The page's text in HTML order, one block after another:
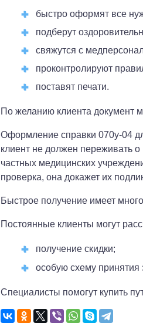
быстро оформят все
подберут
свяжутся с
проконтролируют
поставят печати.
По желанию клиента документ
Оформление справки 070у-04
клиент не должен переживать
частных медицинских
проверка, она докажет их
Быстрое получение имеет
Постоянные клиенты могут
получение скидки;
особую схему принятия
Специалисты помогут купить